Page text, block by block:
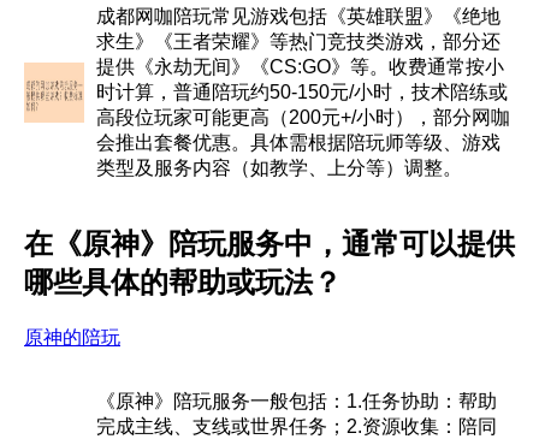
成都网咖陪玩常见游戏包括《英雄联盟》《绝地
求生》《王者荣耀》等热门竞技类游戏，部分还
提供《永劫无间》《CS:GO》等。收费通常按小
时计算，普通陪玩约50-150元/小时，技术陪练或
高段位玩家可能更高（200元+/小时），部分网咖
会推出套餐优惠。具体需根据陪玩师等级、游戏
类型及服务内容（如教学、上分等）调整。
在《原神》陪玩服务中，通常可以提供
哪些具体的帮助或玩法？
原神的陪玩
《原神》陪玩服务一般包括：1.任务协助：帮助
完成主线、支线或世界任务；2.资源收集：陪同